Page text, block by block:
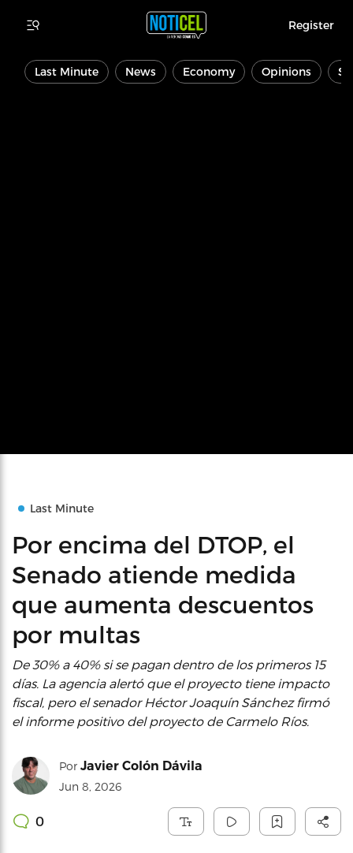
Register
Last Minute News Economy Opinions
Last Minute
Por encima del DTOP, el
Senado atiende medida
que aumenta descuentos
por multas
De 30% a 40% si se pagan dentro de los primeros 15
días. La agencia alertó que el proyecto tiene impacto
fiscal, pero el senador Héctor Joaquín Sánchez firmó
el informe positivo del proyecto de Carmelo Ríos.
Por Javier Colón Dávila
Jun 8, 2026
0